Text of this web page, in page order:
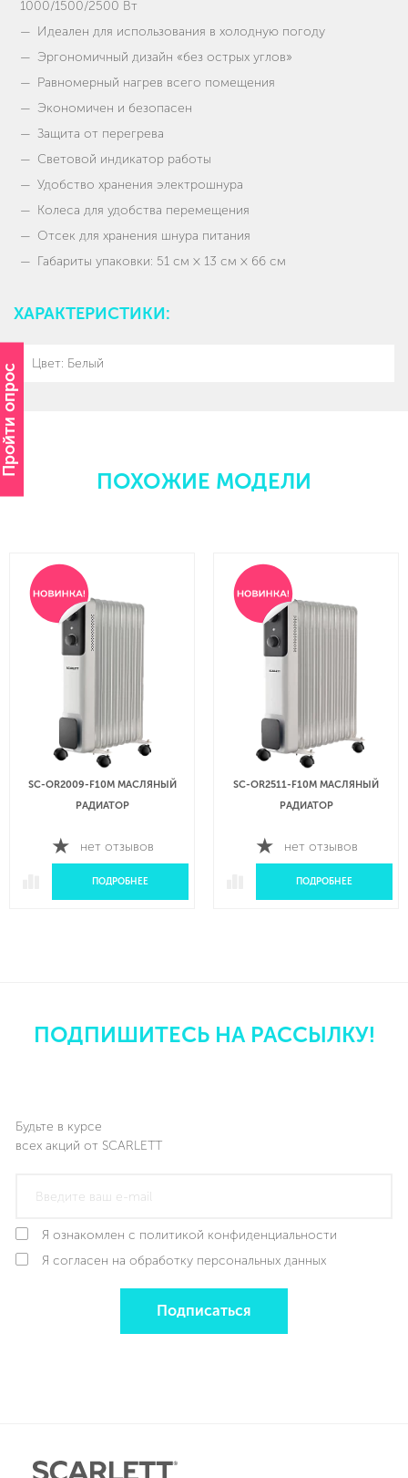
Пройти опрос
1000/1500/2500 Вт
Идеален для использования в холодную погоду
Эргономичный дизайн «без острых углов»
Равномерный нагрев всего помещения
Экономичен и безопасен
Защита от перегрева
Световой индикатор работы
Удобство хранения электрошнура
Колеса для удобства перемещения
Отсек для хранения шнура питания
Габариты упаковки: 51 см × 13 см × 66 см
ХАРАКТЕРИСТИКИ:
Цвет: Белый
ПОХОЖИЕ МОДЕЛИ
SC-OR2009-F10M МАСЛЯНЫЙ
РАДИАТОР
нет отзывов
ПОДРОБНЕЕ
SC-OR2511-F10M МАСЛЯНЫЙ
РАДИАТОР
нет отзывов
ПОДРОБНЕЕ
ПОДПИШИТЕСЬ НА РАССЫЛКУ!
Будьте в курсе
всех акций от SCARLETT
Я ознакомлен с политикой конфиденциальности
Я согласен на обработку персональных данных
Подписаться